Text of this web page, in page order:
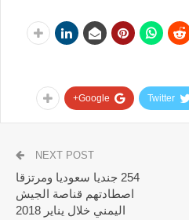
Twitter
Google+
NEXT POST
254 جنديا سعوديا ومرتزقا
اصطادتهم قناصة الجيش
اليمني خلال يناير 2018